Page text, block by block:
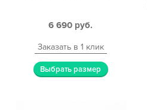
6 690 руб.
Заказать в 1 клик
Выбрать размер